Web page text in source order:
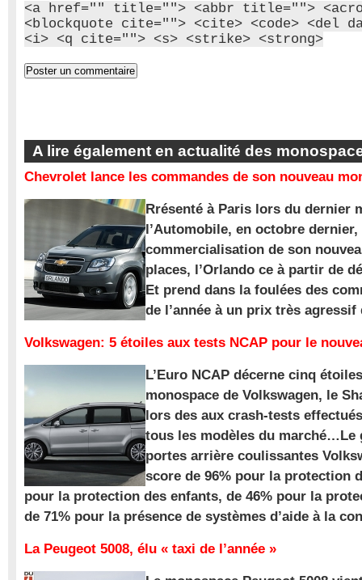
<a href="" title=""> <abbr title="">
<blockquote cite=""> <cite> <code> <del
<i> <q cite=""> <s> <strike> <strong>
A lire également en actualité des
Chevrolet lance les commandes de son nouveau
Rrésenté à Paris lors du dernier
l’Automobile, en octobre
commercialisation de son
places, l’Orlando ce à partir de
Et prend dans la foulées des
de l’année à un prix très agressif
Volkswagen: 5 étoiles aux tests NCAP pour le
L’Euro NCAP décerne cinq
monospace de Volkswagen, le
lors des aux crash-tests
tous les modèles du marché…Le
portes arrière coulissantes
score de 96% pour la protection
pour la protection des enfants, de 46% pour la
de 71% pour la présence de systèmes d’aide à la
La Peugeot 5008, élu « taxi de l’année »